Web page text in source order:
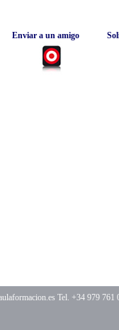
Enviar a un amigo
Tel. +34 979 761